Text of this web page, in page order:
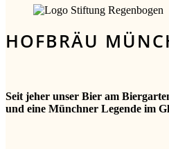
HOFBRÄU
Seit jeher unser Bier am
und eine Münchner Legende im